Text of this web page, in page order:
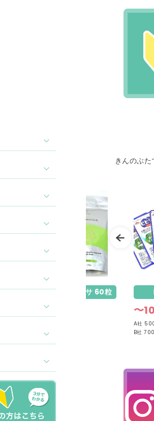
きんのぶた
リジュカル ディオーサ 60粒
〜2500
B社 2500円
〜
A社
B社